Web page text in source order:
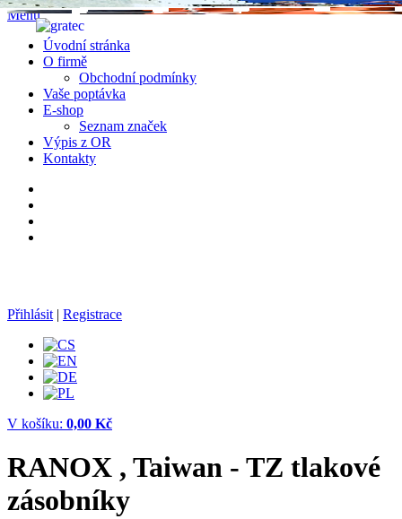
Menu
Úvodní stránka
O firmě
Obchodní podmínky
Vaše poptávka
E-shop
Seznam značek
Výpis z OR
Kontakty
Přihlásit | Registrace
V košíku: 0,00 Kč
RANOX , Taiwan - TZ tlakové
zásobníky